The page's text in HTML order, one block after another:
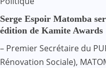
Serge Espoir Matomba
édition de Kamite Awards
– Premier Secrétaire du
Rénovation Sociale),